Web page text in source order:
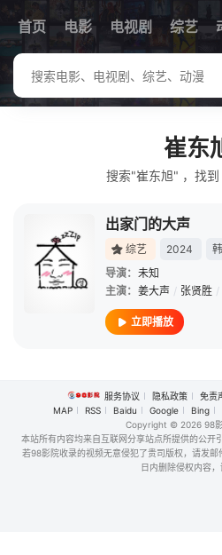
首页 电影 电视剧 综艺
全部影
崔东
搜索"崔东旭" ，找到
出家门的大声
综艺 2024
导演： 未知
主演： 姜大声 / 张贤胜 /
立即播放
服务协议 隐私政策 免责
MAP
RSS Baidu Google Bing
Copyright © 2026 98
本站所有内容均来自互联网分享站点所提供的公开
若98影院收录的视频无意侵犯了贵司版权，请发
日内删除侵权内容，